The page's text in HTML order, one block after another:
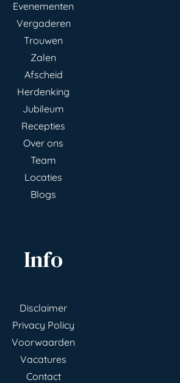
Evenementen
Vergaderen
Trouwen
Zalen
Afscheid
Herdenking
Jubileum
Recepties
Over ons
Team
Locaties
Blogs
Info
Disclaimer
Privacy Policy
Voorwaarden
Vacatures
Contact